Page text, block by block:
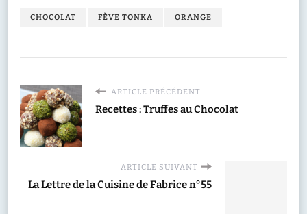
CHOCOLAT FÈVE TONKA ORANGE
ARTICLE PRÉCÉDENT
Recettes : Truffes au Chocolat
ARTICLE SUIVANT
La Lettre de la Cuisine de Fabrice n°55